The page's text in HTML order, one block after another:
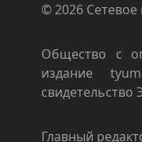
© 2026
Общество с
издание
Главный